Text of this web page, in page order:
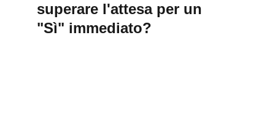
superare l'attesa per un
"Sì" immediato?